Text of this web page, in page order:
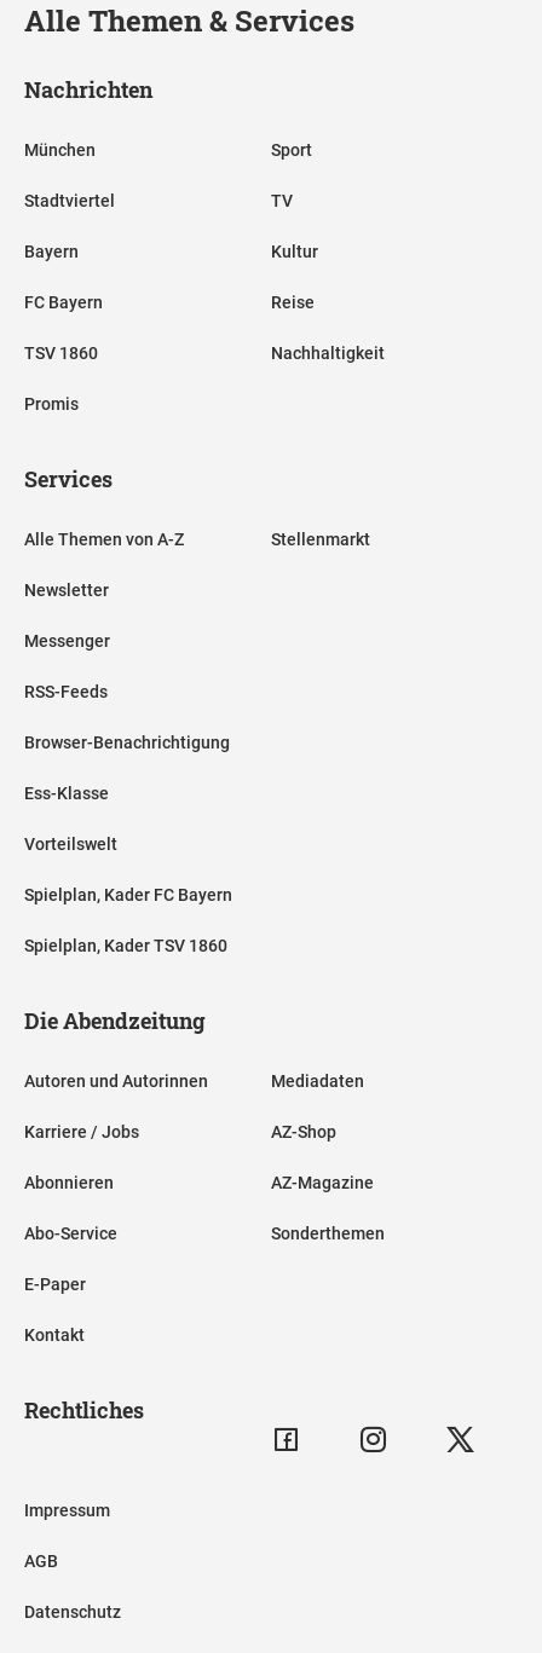
Alle Themen & Services
Nachrichten
München
Stadtviertel
Bayern
FC Bayern
TSV 1860
Promis
Sport
TV
Kultur
Reise
Nachhaltigkeit
Services
Alle Themen von A-Z
Newsletter
Messenger
RSS-Feeds
Browser-Benachrichtigung
Ess-Klasse
Vorteilswelt
Spielplan, Kader FC Bayern
Spielplan, Kader TSV 1860
Stellenmarkt
Die Abendzeitung
Autoren und Autorinnen
Karriere / Jobs
Abonnieren
Abo-Service
E-Paper
Kontakt
Mediadaten
AZ-Shop
AZ-Magazine
Sonderthemen
Rechtliches
Impressum
AGB
Datenschutz